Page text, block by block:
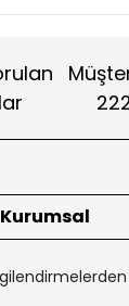
Kurumsal